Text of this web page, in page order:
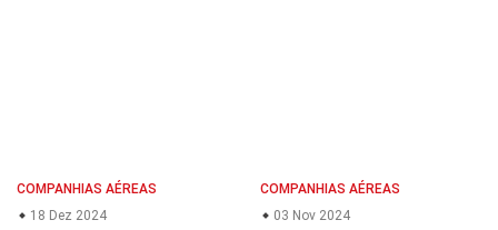
COMPANHIAS AÉREAS
18 Dez 2024
COMPANHIAS AÉREAS
03 Nov 2024